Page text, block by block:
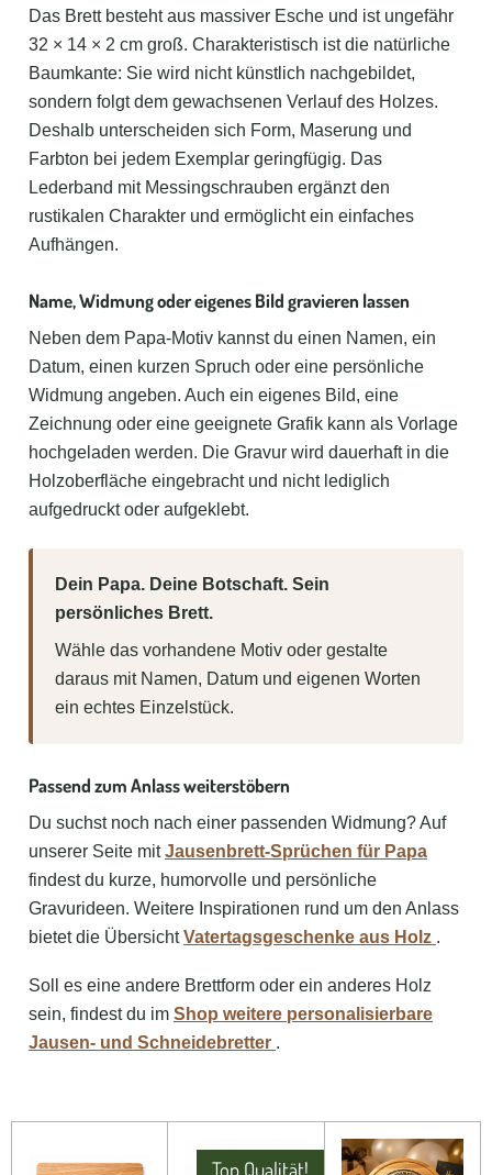
Das Brett besteht aus massiver Esche und ist ungefähr
32 × 14 × 2 cm groß. Charakteristisch ist die natürliche
Baumkante: Sie wird nicht künstlich nachgebildet,
sondern folgt dem gewachsenen Verlauf des Holzes.
Deshalb unterscheiden sich Form, Maserung und
Farbton bei jedem Exemplar geringfügig. Das
Lederband mit Messingschrauben ergänzt den
rustikalen Charakter und ermöglicht ein einfaches
Aufhängen.
Name, Widmung oder eigenes Bild gravieren lassen
Neben dem Papa-Motiv kannst du einen Namen, ein
Datum, einen kurzen Spruch oder eine persönliche
Widmung angeben. Auch ein eigenes Bild, eine
Zeichnung oder eine geeignete Grafik kann als Vorlage
hochgeladen werden. Die Gravur wird dauerhaft in die
Holzoberfläche eingebracht und nicht lediglich
aufgedruckt oder aufgeklebt.
Dein Papa. Deine Botschaft. Sein
persönliches Brett.
Wähle das vorhandene Motiv oder gestalte
daraus mit Namen, Datum und eigenen Worten
ein echtes Einzelstück.
Passend zum Anlass weiterstöbern
Du suchst noch nach einer passenden Widmung? Auf
unserer Seite mitJausenbrett-Sprüchen für Papa
findest du kurze, humorvolle und persönliche
Gravurideen. Weitere Inspirationen rund um den Anlass
bietet die ÜbersichtVatertagsgeschenke aus Holz .
Soll es eine andere Brettform oder ein anderes Holz
sein, findest du im Shop weitere personalisierbare
Jausen- und Schneidebretter .
Top Qualität!